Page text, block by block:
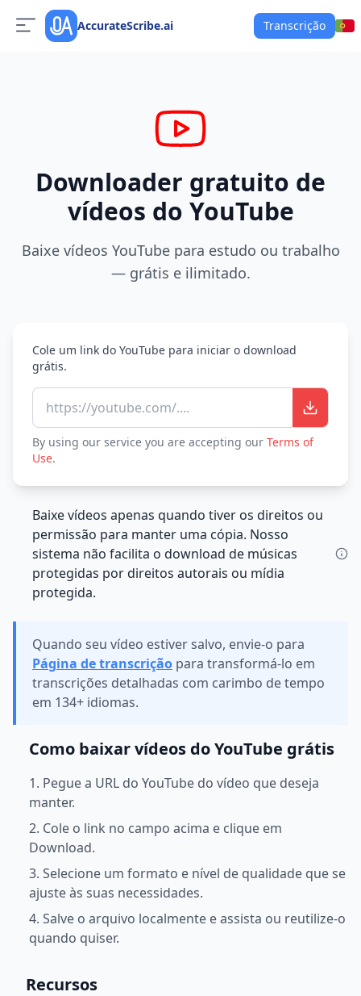
AccurateScribe.ai Transcrição
Downloader gratuito de
vídeos do YouTube
Baixe vídeos YouTube para estudo ou trabalho
— grátis e ilimitado.
Cole um link do YouTube para iniciar o download
grátis.
https://youtube.com/....
By using our service you are accepting our Terms of
Use.
Baixe vídeos apenas quando tiver os direitos ou
permissão para manter uma cópia. Nosso
sistema não facilita o download de músicas
protegidas por direitos autorais ou mídia
protegida.
Quando seu vídeo estiver salvo, envie-o para
Página de transcrição para transformá-lo em
transcrições detalhadas com carimbo de tempo
em 134+ idiomas.
Como baixar vídeos do YouTube grátis
1. Pegue a URL do YouTube do vídeo que deseja
manter.
2. Cole o link no campo acima e clique em
Download.
3. Selecione um formato e nível de qualidade que se
ajuste às suas necessidades.
4. Salve o arquivo localmente e assista ou reutilize-o
quando quiser.
Recursos